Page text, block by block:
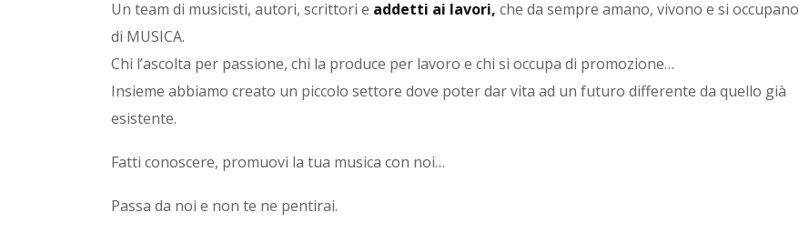
Un team di musicisti, autori, scrittori e addetti ai lavori, che da sempre amano, vivono e si occupano
di MUSICA.
Chi l’ascolta per passione, chi la produce per lavoro e chi si occupa di promozione…
Insieme abbiamo creato un piccolo settore dove poter dar vita ad un futuro differente da quello già
esistente.
Fatti conoscere, promuovi la tua musica con noi…
Passa da noi e non te ne pentirai.